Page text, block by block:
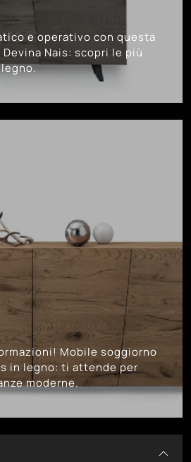
e operativo con questa
Nais: scopri le più
Mobile soggiorno
in legno: ti attende per
moderne.